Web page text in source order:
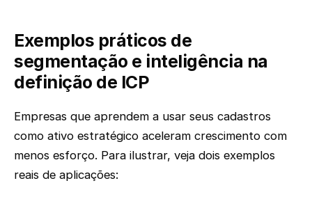
Exemplos práticos de
segmentação e inteligência na
definição de ICP
Empresas que aprendem a usar seus cadastros
como ativo estratégico aceleram crescimento com
menos esforço. Para ilustrar, veja dois exemplos
reais de aplicações: